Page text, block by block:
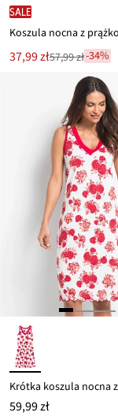
SALE
Nowa
cena
37,99 zł
Przeceniono
57,99 zł-34%
59,99 zł